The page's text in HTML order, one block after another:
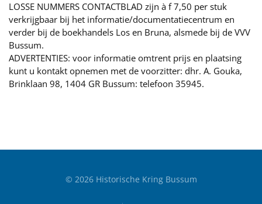
LOSSE NUMMERS CONTACTBLAD zijn à f 7,50 per stuk
verkrijgbaar bij het informatie/documentatiecentrum en
verder bij de boekhandels Los en Bruna, alsmede bij de VVV
Bussum.
ADVERTENTIES: voor informatie omtrent prijs en plaatsing
kunt u kontakt opnemen met de voorzitter: dhr. A. Gouka,
Brinklaan 98, 1404 GR Bussum: telefoon 35945.
© 2026Historische Kring Bussum